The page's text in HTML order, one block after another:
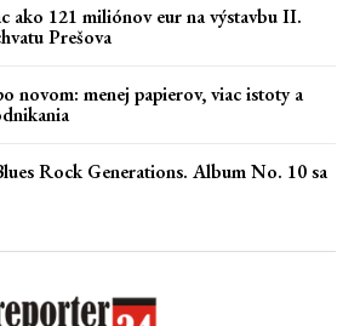
ako 121 miliónov eur na výstavbu II.
Prešova
novom: menej papierov, viac istoty a
Rock Generations. Album No. 10 sa